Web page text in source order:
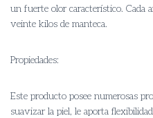
un fuerte olor característico. Cada
veinte kilos de manteca.
Propiedades:
Este producto posee numerosas
suavizar la piel, le aporta